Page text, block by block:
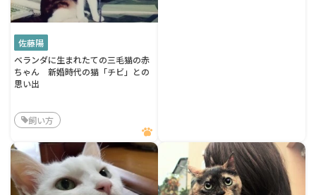
佐藤陽
ベランダに生まれたての三毛猫の赤
ちゃん 新婚時代の猫「チビ」との
思い出
飼い方